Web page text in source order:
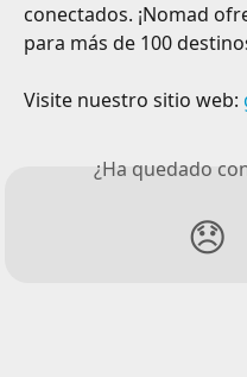
conectados. ¡Nomad
para más de 100
Visite nuestro sitio web:
¿Ha quedado
😞